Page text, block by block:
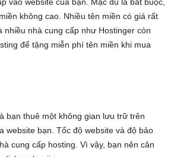
vào website của bạn. Mặc dù là bắt buộc,
không cao. Nhiều tên miền có giá rất
nhiều nhà cung cấp như Hostinger còn
để tặng miễn phí tên miền khi mua
bạn thuê một không gian lưu trữ trên
website bạn. Tốc độ website và độ bảo
cung cấp hosting. Vì vậy, bạn nên cân